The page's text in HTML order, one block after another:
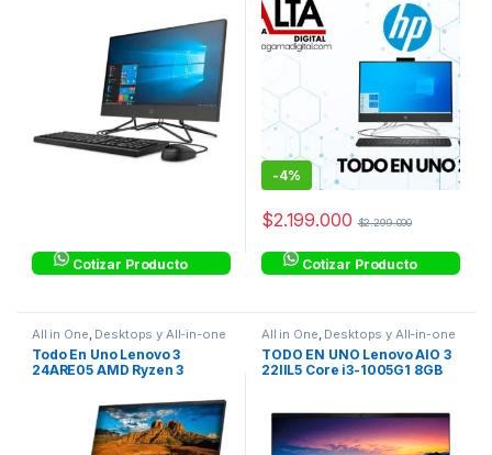
Cotizar Producto
-4%
$2.199.000 $2.299.000
Cotizar Producto
All in One, Desktops y All-in-one
Todo En Uno Lenovo 3
24ARE05 AMD Ryzen 3
GB Linux Negro –
F0EW001YLD
All in One, Desktops y All-in-one
TODO EN UNO Lenovo AIO 3
22IIL5 Core i3-1005G1 8GB